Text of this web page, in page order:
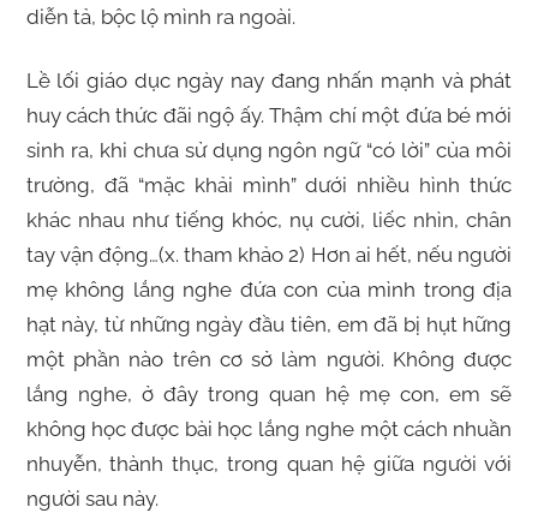
diễn tả, bộc lộ mình ra ngoài.
Lề lối giáo dục ngày nay đang nhấn mạnh và phát
huy cách thức đãi ngộ ấy. Thậm chí một đứa bé mới
sinh ra, khi chưa sử dụng ngôn ngữ “có lời” của môi
trường, đã “mặc khải mình” dưới nhiều hình thức
khác nhau như tiếng khóc, nụ cười, liếc nhìn, chân
tay vận động…(x. tham khảo 2) Hơn ai hết, nếu người
mẹ không lắng nghe đứa con của mình trong địa
hạt này, từ những ngày đầu tiên, em đã bị hụt hững
một phần nào trên cơ sở làm người. Không được
lắng nghe, ở đây trong quan hệ mẹ con, em sẽ
không học được bài học lắng nghe một cách nhuần
nhuyễn, thành thục, trong quan hệ giữa người với
người sau này.